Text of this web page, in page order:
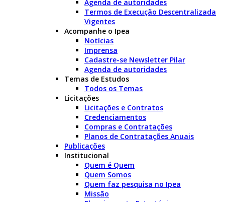
Agenda de autoridades
Termos de Execução Descentralizada
Vigentes
Acompanhe o Ipea
Notícias
Imprensa
Cadastre-se Newsletter Pilar
Agenda de autoridades
Temas de Estudos
Todos os Temas
Licitações
Licitações e Contratos
Credenciamentos
Compras e Contratações
Planos de Contratações Anuais
Publicações
Institucional
Quem é Quem
Quem Somos
Quem faz pesquisa no Ipea
Missão